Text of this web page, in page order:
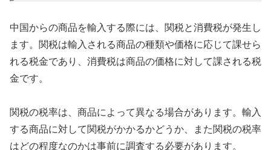
中国からの商品を輸入する際には、関税と消費税が発生し
ます。関税は輸入される商品の種類や価格に応じて課せら
れる税金であり、消費税は商品の価格に対して課される税
金です。
関税の税率は、商品によって異なる場合があります。輸入
する商品に対して関税がかかるかどうか、また関税の税率
はどの程度なのかは事前に調査する必要があります。